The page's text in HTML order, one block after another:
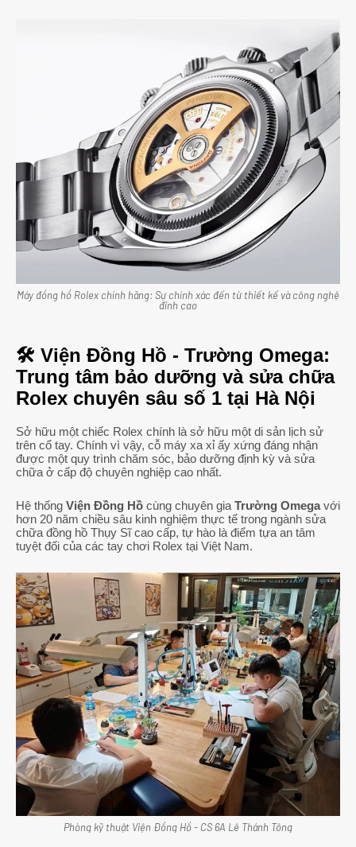
Máy đồng hồ Rolex chính hãng: Sự chính xác đến từ thiết kế và công nghệ
đỉnh cao
🛠 Viện Đồng Hồ - Trường Omega:
Trung tâm bảo dưỡng và sửa chữa
Rolex chuyên sâu số 1 tại Hà Nội
Sở hữu một chiếc Rolex chính là sở hữu một di sản lịch sử
trên cổ tay. Chính vì vậy, cỗ máy xa xỉ ấy xứng đáng nhận
được một quy trình chăm sóc, bảo dưỡng định kỳ và sửa
chữa ở cấp độ chuyên nghiệp cao nhất.
Hệ thống Viện Đồng Hồ cùng chuyên gia Trường Omegavới
hơn 20 năm chiều sâu kinh nghiệm thực tế trong ngành sửa
chữa đồng hồ Thụy Sĩ cao cấp, tự hào là điểm tựa an tâm
tuyệt đối của các tay chơi Rolex tại Việt Nam.
Phòng kỹ thuật Viện Đồng Hồ - CS 6A Lê Thánh Tông